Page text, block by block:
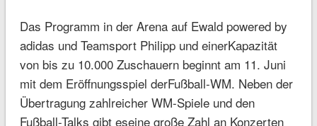
Das Programm in der Arena auf Ewald powered by
adidas und Teamsport Philipp und einerKapazität
von bis zu 10.000 Zuschauern beginnt am 11. Juni
mit dem Eröffnungsspiel derFußball-WM. Neben der
Übertragung zahlreicher WM-Spiele und den
Fußball-Talks gibt eseine große Zahl an Konzerten